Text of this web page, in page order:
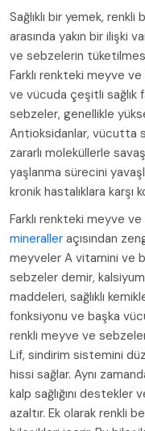
Sağlıklı bir yemek,
arasında yakın bir ilişki
ve sebzelerin
Farklı renkteki meyve
ve vücuda çeşitli sağlık
sebzeler, genellikle
Antioksidanlar, vücutta
zararlı moleküllerle
yaşlanma sürecini
kronik hastalıklara karşı
Farklı renkteki meyve
mineraller açısından
meyveler A vitamini ve
sebzeler demir,
maddeleri, sağlıklı
fonksiyonu ve başka
renkli meyve ve
Lif, sindirim sistemini
hissi sağlar. Aynı
kalp sağlığını destekler
azaltır. Ek olarak renkli